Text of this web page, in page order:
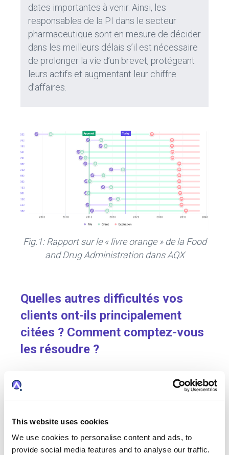
This website uses cookies
We use cookies to personalise content and ads, to
provide social media features and to analyse our traffic.
dates importantes à venir. Ainsi, les
responsables de la PI dans le secteur
pharmaceutique sont en mesure de décider
dans les meilleurs délais s’il est nécessaire
de prolonger la vie d’un brevet, protégeant
leurs actifs et augmentant leur chiffre
d’affaires.
Fig.1: Rapport sur le « livre orange » de la Food
and Drug Administration dans AQX
Quelles autres difficultés vos
clients ont-ils principalement
citées ? Comment comptez-vous
les résoudre ?
Pour les clients pharmaceutiques, il est
indispensable de pouvoir gérer la relation entre
afin de respecter les obligations
réglementaires et opérationnelles. Nous